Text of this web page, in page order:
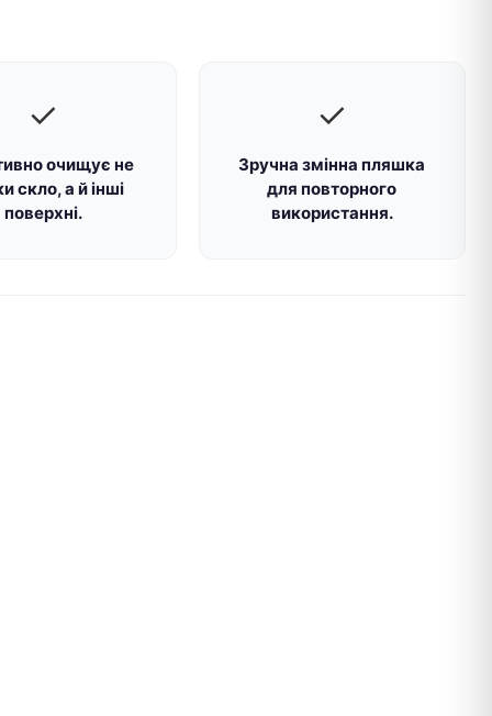
✓
очищує не
скло, а й інші
поверхні.
✓
Зручна змінна пляшка
для повторного
використання.